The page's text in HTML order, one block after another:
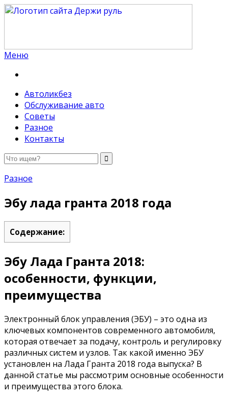
Меню
Автоликбез
Обслуживание авто
Советы
Разное
Контакты
Разное
Эбу лада гранта 2018 года
Содержание:
Эбу Лада Гранта 2018:
особенности, функции,
преимущества
Электронный блок управления (ЭБУ) – это одна из
ключевых компонентов современного автомобиля,
которая отвечает за подачу, контроль и регулировку
различных систем и узлов. Так какой именно ЭБУ
установлен на Лада Гранта 2018 года выпуска? В
данной статье мы рассмотрим основные особенности
и преимущества этого блока.